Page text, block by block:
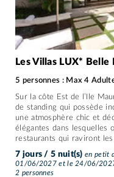
Les Villas LUX*
5 personnes : Max 4
Sur la côte Est de l’Ile
de standing qui possède
une atmosphère chic et
élégantes dans lesquelles
restaurants qui raviront
7 jours / 5 nuit(s) en petit
01/06/2027 et le 24/06/2027
2 personnes